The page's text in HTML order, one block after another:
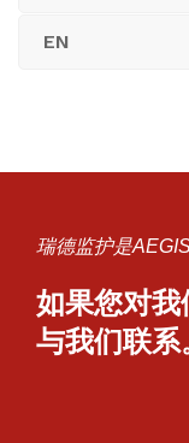
EN
瑞德监护是
如果您对
与我们联系